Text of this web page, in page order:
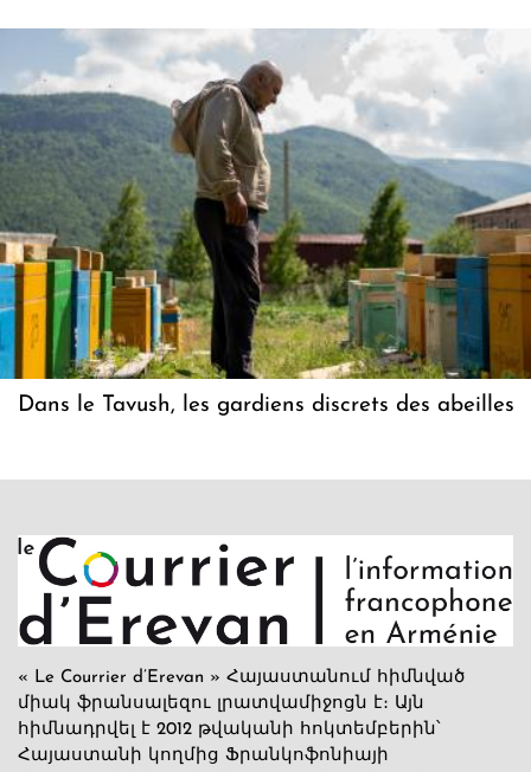
Dans le Tavush, les gardiens discrets des abeilles
« Le Courrier d’Erevan » Հայաստանում հիմնված
միակ ֆրանսալեզու լրատվամիջոցն է։ Այն
հիմնադրվել է 2012 թվականի հոկտեմբերին՝
Հայաստանի կողմից Ֆրանկոֆոնիայի